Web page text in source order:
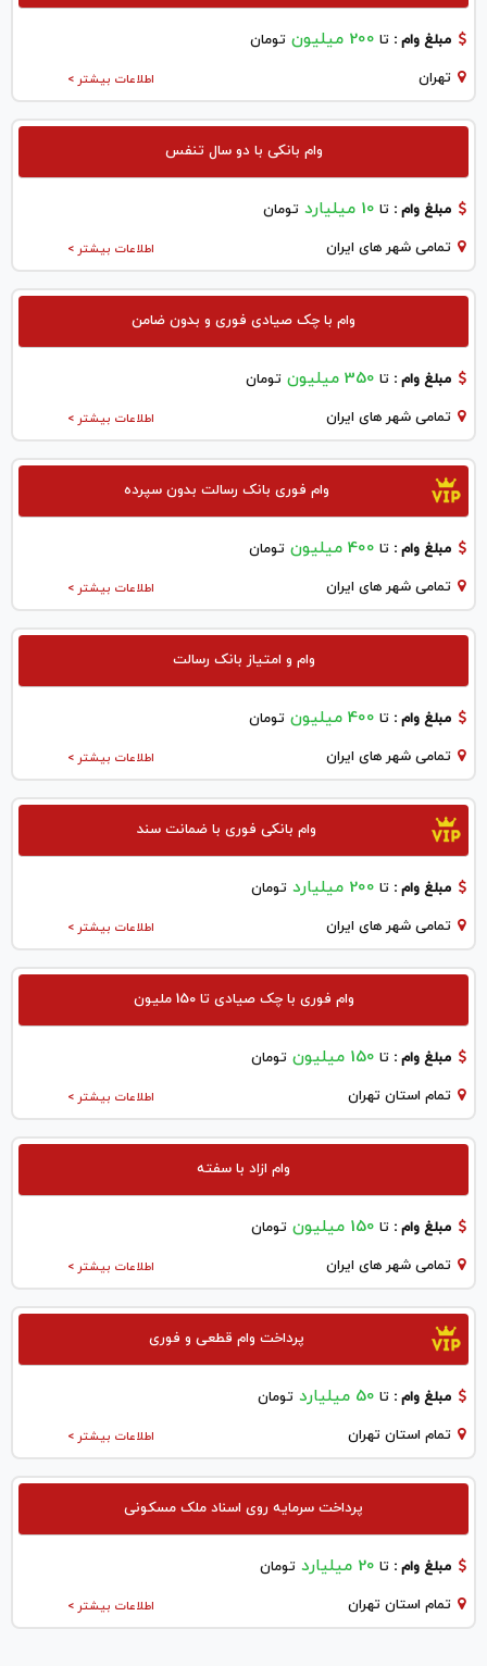
مبلغ وام : تا 200 میلیون تومان
اطلاعات بیشتر > تهران
وام بانکی با دو سال تنفس
مبلغ وام : تا 10 میلیارد تومان
اطلاعات بیشتر > تمامی شهر های ایران
وام با چک صیادی فوری و بدون ضامن
مبلغ وام : تا 350 میلیون تومان
اطلاعات بیشتر > تمامی شهر های ایران
وام فوری بانک رسالت بدون سپرده
مبلغ وام : تا 400 میلیون تومان
اطلاعات بیشتر > تمامی شهر های ایران
وام و امتیاز بانک رسالت
مبلغ وام : تا 400 میلیون تومان
اطلاعات بیشتر > تمامی شهر های ایران
وام بانکی فوری با ضمانت سند
مبلغ وام : تا 200 میلیارد تومان
اطلاعات بیشتر > تمامی شهر های ایران
وام فوری با چک صیادی تا 150 ملیون
مبلغ وام : تا 150 میلیون تومان
اطلاعات بیشتر > تمام استان تهران
وام ازاد با سفته
مبلغ وام : تا 150 میلیون تومان
اطلاعات بیشتر > تمامی شهر های ایران
پرداخت وام قطعی و فوری
مبلغ وام : تا 50 میلیارد تومان
اطلاعات بیشتر > تمام استان تهران
پرداخت سرمایه روی اسناد ملک مسکونی
مبلغ وام : تا 20 میلیارد تومان
اطلاعات بیشتر > تمام استان تهران